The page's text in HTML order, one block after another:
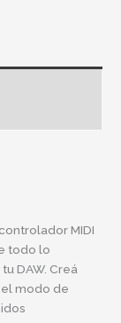
MIDI
todo lo
DAW. Creá
modo de